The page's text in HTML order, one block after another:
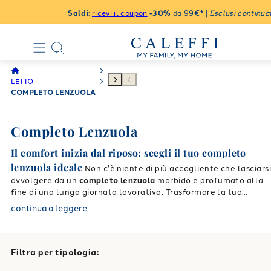
Saldi: ricevi il coupon -30% da 99€* | Esclusi
LETTO
COMPLETO LENZUOLA
Completo Lenzuola
Il comfort inizia dal riposo: scegli il tuo completo
lenzuola ideale Non c'è niente di più accogliente che lasciarsi
avvolgere da un completo lenzuola morbido e profumato alla
fine di una lunga giornata lavorativa. Trasformare la tua
camera da letto in un'autentica oasi di benessere è semplice
quando scegli la giusta biancheria da letto. Caleffi ti
una praticità assoluta. Che tu stia cercando tonalità calde e
continua a leggere
Filtra per tipologia: